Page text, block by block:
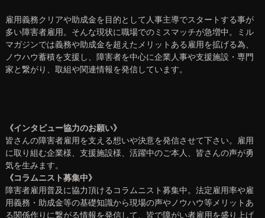
雇用義務クリアや助成金を目的として人事主導でスタートする事が
多い障害者雇用。そんな現状に職場でのミスマッチが急増中。ミル
マガジンでは義務や助成金を超えたメリットある雇用を拡げる為、
ノウハウ蓄積を支援し、障害者を中心に企業人事や支援施設・専門
家と繋がり、取組や関連情報を発信しています。
《インタビュー協力のお願い》
皆さんの障害者雇用を支える想いや決意を発信させて下さい。雇用
に取り組む企業様、支援施設様、活躍中のご本人、皆さんの声が勇
気を生みます。
《コラムニスト募集中》
障害者雇用普及に協力頂けるコラムニスト募集中。法定雇用率や雇
用義務・助成金等の基礎知識から現場の声やノウハウ等メリットあ
る関係作りに繋がる情報を発信して、皆で障がい者雇用を盛り上げ